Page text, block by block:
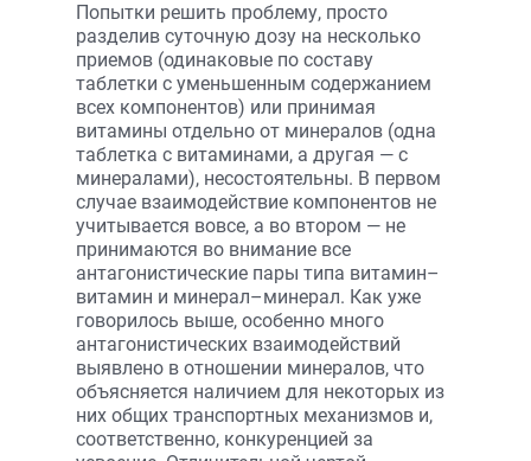
Попытки решить проблему, просто
разделив суточную дозу на несколько
приемов (одинаковые по составу
таблетки с уменьшенным содержанием
всех компонентов) или принимая
витамины отдельно от минералов (одна
таблетка с витаминами, а другая — с
минералами), несостоятельны. В первом
случае взаимодействие компонентов не
учитывается вовсе, а во втором — не
принимаются во внимание все
антагонистические пары типа витамин–
витамин и минерал–минерал. Как уже
говорилось выше, особенно много
антагонистических взаимодействий
выявлено в отношении минералов, что
объясняется наличием для некоторых из
них общих транспортных механизмов и,
соответственно, конкуренцией за